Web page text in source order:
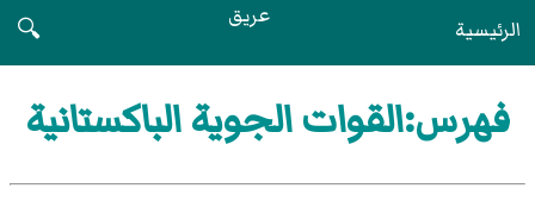
الرئيسية عريق
🔍
فهرس:القوات الجوية الباكستانية